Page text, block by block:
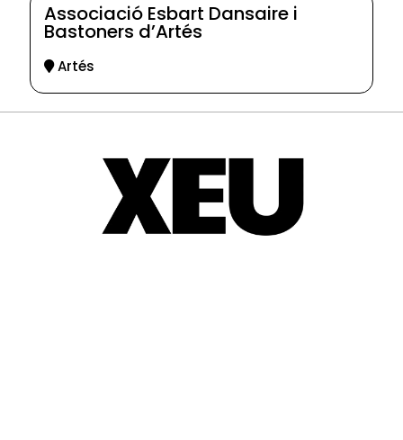
Associació Esbart Dansaire i
Bastoners d’Artés
Artés